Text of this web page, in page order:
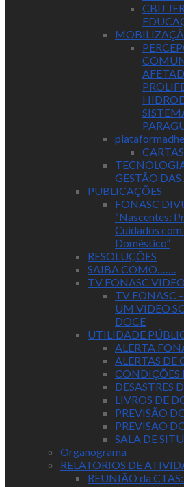
CBIJ
GESTÃO DAS
PUBLICAÇÕES
FONASC
“Nascentes:
Cuidados com
Doméstico”
RESOLUÇÕES
SAIBA COMO…….
TV FONASC
TV FONASC
UM VIDEO
DOCE
UTILIDADE
ALERTA
ALERTAS DE
CONDIÇÕES
DESASTRES
LIVROS DE
PREVISÃO
PREVISAO
SALA DE
Organograma
RELATORIOS DE
REUNIÃO da